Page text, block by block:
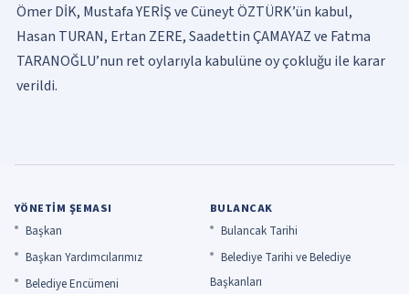
Ömer DİK, Mustafa YERİŞ ve Cüneyt ÖZTÜRK’ün kabul,
Hasan TURAN, Ertan ZERE, Saadettin ÇAMAYAZ ve Fatma
TARANOĞLU’nun ret oylarıyla kabulüne oy çokluğu ile karar
YÖNETIM ŞEMASI
Başkan
Başkan Yardımcılarımız
Belediye Encümeni
BULANCAK
Bulancak Tarihi
Belediye Tarihi ve Belediye
Başkanları